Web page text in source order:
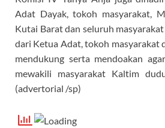
Adat Dayak, tokoh masyarakat,
Kutai Barat dan seluruh
dari Ketua Adat, tokoh masyarakat
mendukung serta mendoakan
mewakili masyarakat Kaltim
(advertorial /sp)